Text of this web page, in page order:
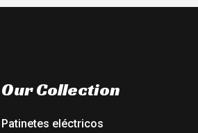
Our Collection
Patinetes eléctricos